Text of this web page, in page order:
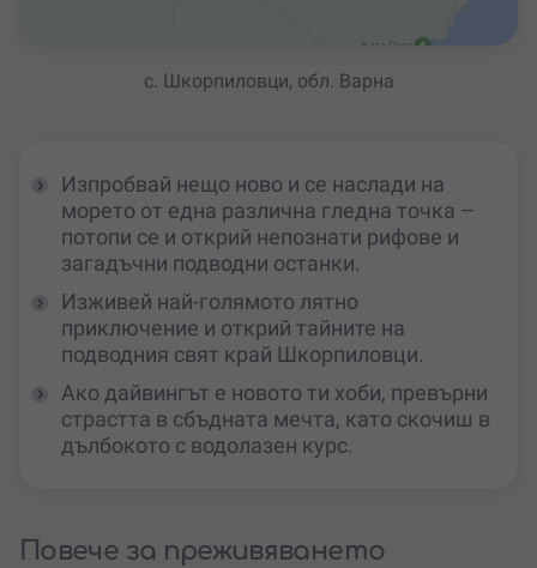
с. Шкорпиловци, обл. Варна
Изпробвай нещо ново и се наслади на
морето от една различна гледна точка –
потопи се и открий непознати рифове и
загадъчни подводни останки.
Изживей най-голямото лятно
приключение и открий тайните на
подводния свят край Шкорпиловци.
Ако дайвингът е новото ти хоби, превърни
страстта в сбъдната мечта, като скочиш в
дълбокото с водолазен курс.
Повече за преживяването